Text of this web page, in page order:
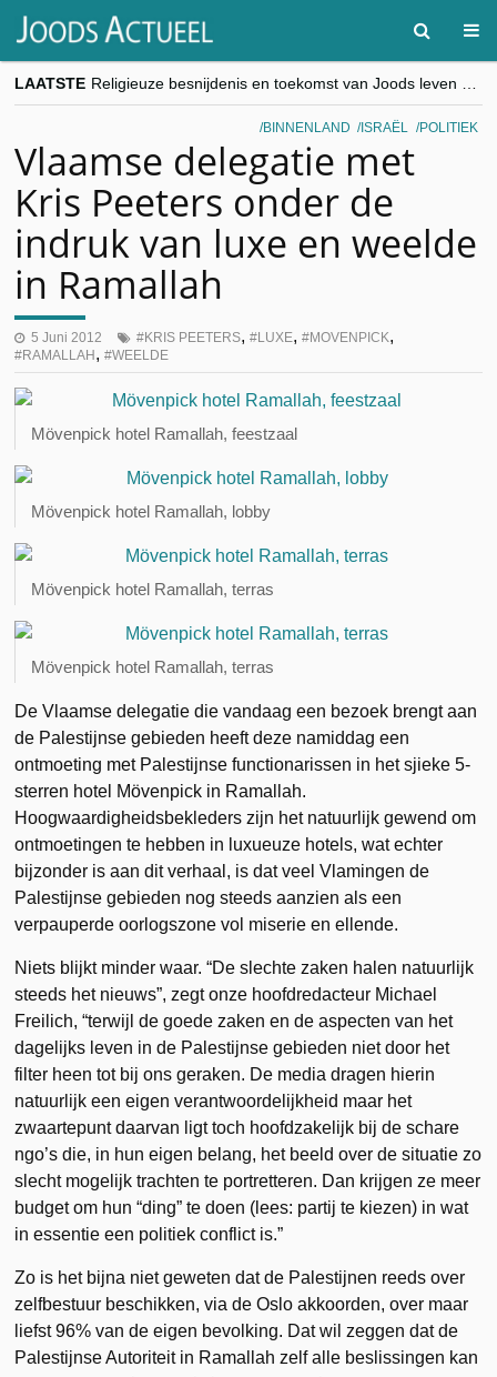
LAATSTE
“Besnijdenisdebat toont hoe moeilijk seculiere Westen minderheden begrijpt”, Jinnih Beels (Vooruit)
CITYTRIP | ROEMENIË – Boekarest: de verrassing van Oost-Europa
BINNENLAND ISRAËL POLITIEK
Vlaamse delegatie met
Kris Peeters onder de
indruk van luxe en weelde
in Ramallah
5 Juni 2012 KRIS PEETERS, LUXE, MOVENPICK,
RAMALLAH , WEELDE
Mövenpick hotel Ramallah, feestzaal
Mövenpick hotel Ramallah, lobby
Mövenpick hotel Ramallah, terras
Mövenpick hotel Ramallah, terras
De Vlaamse delegatie die vandaag een bezoek brengt aan
de Palestijnse gebieden heeft deze namiddag een
ontmoeting met Palestijnse functionarissen in het sjieke 5-
sterren hotel Mövenpick in Ramallah.
Hoogwaardigheidsbekleders zijn het natuurlijk gewend om
ontmoetingen te hebben in luxueuze hotels, wat echter
bijzonder is aan dit verhaal, is dat veel Vlamingen de
Palestijnse gebieden nog steeds aanzien als een
verpauperde oorlogszone vol miserie en ellende.
Niets blijkt minder waar. “De slechte zaken halen natuurlijk
steeds het nieuws”, zegt onze hoofdredacteur Michael
Freilich, “terwijl de goede zaken en de aspecten van het
dagelijks leven in de Palestijnse gebieden niet door het
filter heen tot bij ons geraken. De media dragen hierin
natuurlijk een eigen verantwoordelijkheid maar het
zwaartepunt daarvan ligt toch hoofdzakelijk bij de schare
ngo’s die, in hun eigen belang, het beeld over de situatie zo
slecht mogelijk trachten te portretteren. Dan krijgen ze meer
budget om hun “ding” te doen (lees: partij te kiezen) in wat
in essentie een politiek conflict is.”
Zo is het bijna niet geweten dat de Palestijnen reeds over
zelfbestuur beschikken, via de Oslo akkoorden, over maar
liefst 96% van de eigen bevolking. Dat wil zeggen dat de
Palestijnse Autoriteit in Ramallah zelf alle beslissingen kan